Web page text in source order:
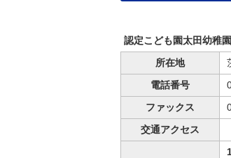
認定こども園太田幼稚
所在地
電話番号
ファックス
交通アクセス